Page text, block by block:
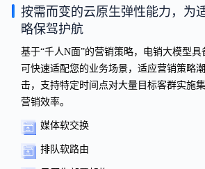
按需而变的云原生弹性能力，为
略保驾护航
基于“千人N面”的营销策略，电销大模型具
可快速适配您的业务场景，适应营销策略
击，支持特定时间点对大量目标客群实施
营销效率。
媒体软交换
排队软路由